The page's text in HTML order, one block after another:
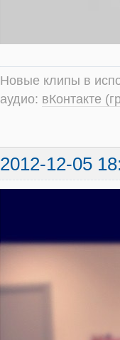
Новые клипы в
аудио: вКонтакте
2012-12-05